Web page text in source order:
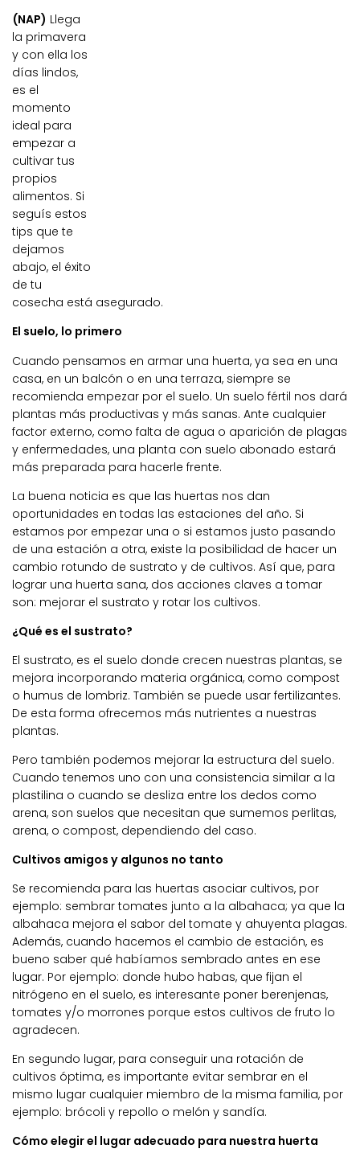
(NAP) Llega
la primavera
y con ella los
días lindos,
es el
momento
ideal para
empezar a
cultivar tus
propios
alimentos. Si
seguís estos
tips que te
dejamos
abajo, el éxito
de tu
cosecha está asegurado.
El suelo, lo primero
Cuando pensamos en armar una huerta, ya sea en una
casa, en un balcón o en una terraza, siempre se
recomienda empezar por el suelo. Un suelo fértil nos dará
plantas más productivas y más sanas. Ante cualquier
factor externo, como falta de agua o aparición de plagas
y enfermedades, una planta con suelo abonado estará
más preparada para hacerle frente.
La buena noticia es que las huertas nos dan
oportunidades en todas las estaciones del año. Si
estamos por empezar una o si estamos justo pasando
de una estación a otra, existe la posibilidad de hacer un
cambio rotundo de sustrato y de cultivos. Así que, para
lograr una huerta sana, dos acciones claves a tomar
son: mejorar el sustrato y rotar los cultivos.
¿Qué es el sustrato?
El sustrato, es el suelo donde crecen nuestras plantas, se
mejora incorporando materia orgánica, como compost
o humus de lombriz. También se puede usar fertilizantes.
De esta forma ofrecemos más nutrientes a nuestras
plantas.
Pero también podemos mejorar la estructura del suelo.
Cuando tenemos uno con una consistencia similar a la
plastilina o cuando se desliza entre los dedos como
arena, son suelos que necesitan que sumemos perlitas,
arena, o compost, dependiendo del caso.
Cultivos amigos y algunos no tanto
Se recomienda para las huertas asociar cultivos, por
ejemplo: sembrar tomates junto a la albahaca; ya que la
albahaca mejora el sabor del tomate y ahuyenta plagas.
Además, cuando hacemos el cambio de estación, es
bueno saber qué habíamos sembrado antes en ese
lugar. Por ejemplo: donde hubo habas, que fijan el
nitrógeno en el suelo, es interesante poner berenjenas,
tomates y/o morrones porque estos cultivos de fruto lo
agradecen.
En segundo lugar, para conseguir una rotación de
cultivos óptima, es importante evitar sembrar en el
mismo lugar cualquier miembro de la misma familia, por
ejemplo: brócoli y repollo o melón y sandía.
Cómo elegir el lugar adecuado para nuestra huerta